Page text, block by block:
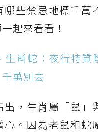
哪些禁忌地標千萬
起來看看！
生肖蛇：夜行特質
萬別去
出，生肖屬「鼠」
心。因為老鼠和蛇